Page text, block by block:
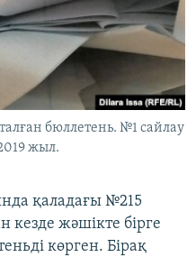
бюллетень. №1 сайлау
жыл.
қаладағы №215
кезде жәшікте бірге
көрген. Бірақ